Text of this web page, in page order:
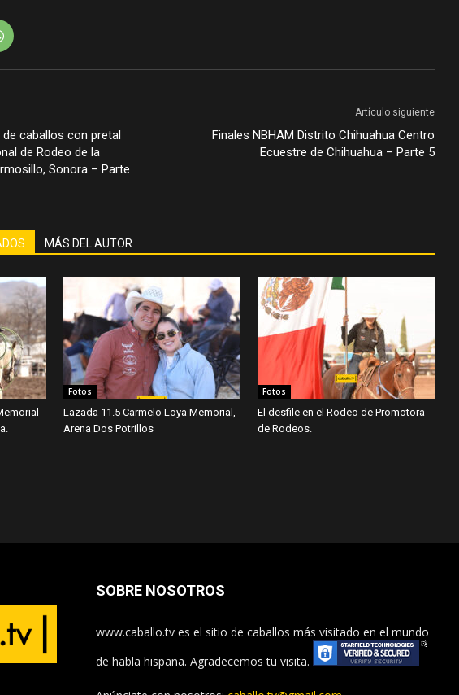
caballos con pretal
de Rodeo de la
Sonora – Parte
Artículo siguiente
Finales NBHAM Distrito Chihuahua Centro
Ecuestre de Chihuahua – Parte 5
MÁS DEL AUTOR
Fotos
Lazada 11.5 Carmelo Loya Memorial,
Arena Dos Potrillos
Fotos
El desfile en el Rodeo de Promotora
de Rodeos.
SOBRE NOSOTROS
www.caballo.tv es el sitio de caballos más visitado en el mundo
de habla hispana. Agradecemos tu visita.